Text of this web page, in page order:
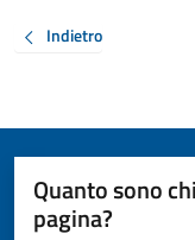
Indietro
Quanto sono
pagina?